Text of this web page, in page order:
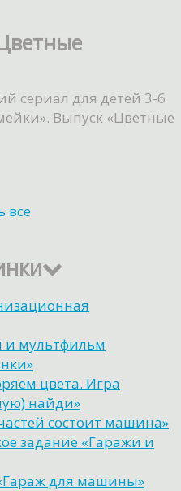
сериал для детей 3-6
Выпуск «Цветные
все
и мультфильм
цвета. Игра
найди»
состоит машина»
задание «Гаражи и
для машины»